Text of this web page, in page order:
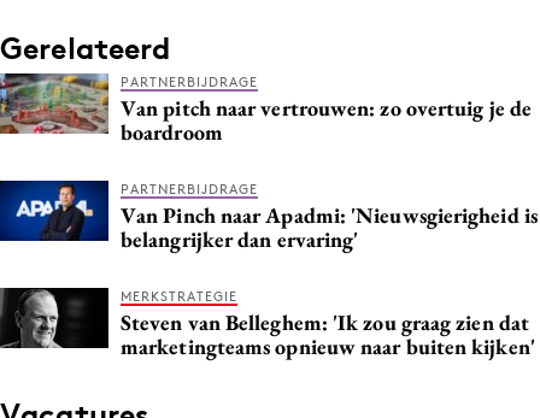
Gerelateerd
PARTNERBIJDRAGE
Van pitch naar vertrouwen: zo overtuig je de
boardroom
PARTNERBIJDRAGE
Van Pinch naar Apadmi: 'Nieuwsgierigheid is
belangrijker dan ervaring'
MERKSTRATEGIE
Steven van Belleghem: 'Ik zou graag zien dat
marketingteams opnieuw naar buiten kijken'